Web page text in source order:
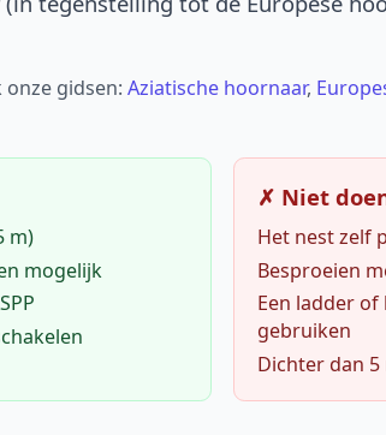
gidsen: Aziatische hoornaar,
m)
mogelijk
✗ Niet
Het nest zelf
Besproeien
Een ladder
gebruiken
Dichter dan